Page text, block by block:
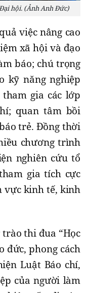
hội. (Ảnh Anh Đức)
việc nâng cao
xã hội và đạo
báo; chú trọng
kỹ năng nghiệp
gia các lớp
quan tâm bồi
trẻ. Đồng thời
chương trình
nghiên cứu tổ
gia tích cực
vực kinh tế, kinh
thi đua “Học
đức, phong cách
Luật Báo chí,
của người làm